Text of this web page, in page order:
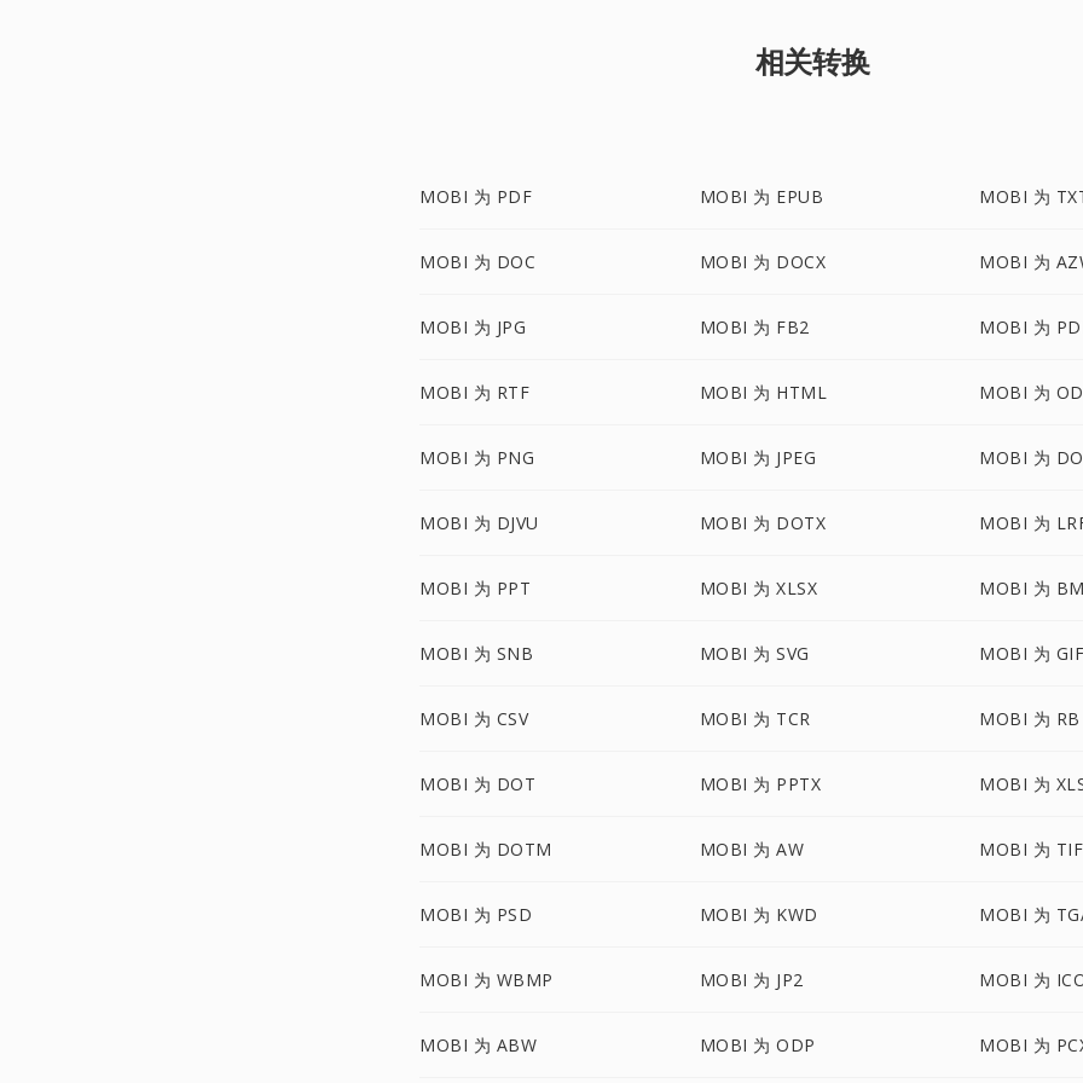
相关转换
MOBI 为 PDF MOBI 为 EPUB MOBI 为
MOBI 为 DOC MOBI 为 DOCX MOBI 为
MOBI 为 JPG MOBI 为 FB2 MOBI 为
MOBI 为 RTF MOBI 为 HTML MOBI 为
MOBI 为 PNG MOBI 为 JPEG MOBI 为
MOBI 为 DJVU MOBI 为 DOTX MOBI 为
MOBI 为 PPT MOBI 为 XLSX MOBI 为
MOBI 为 SNB MOBI 为 SVG MOBI 为 GIF
MOBI 为 CSV MOBI 为 TCR MOBI 为 RB
MOBI 为 DOT MOBI 为 PPTX MOBI 为
MOBI 为 DOTM MOBI 为 AW MOBI 为
MOBI 为 PSD MOBI 为 KWD MOBI 为
MOBI 为 WBMP MOBI 为 JP2 MOBI 为
MOBI 为 ABW MOBI 为 ODP MOBI 为